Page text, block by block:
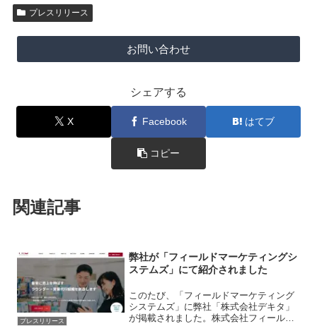
プレスリリース
お問い合わせ
シェアする
X Facebook はてブ
コピー
関連記事
プレスリリース
弊社が「フィールドマーケティングシ
ステムズ」にて紹介されました
このたび、「フィールドマーケティング
システムズ」に弊社「株式会社デキタ」
が掲載されました。株式会社フィールド